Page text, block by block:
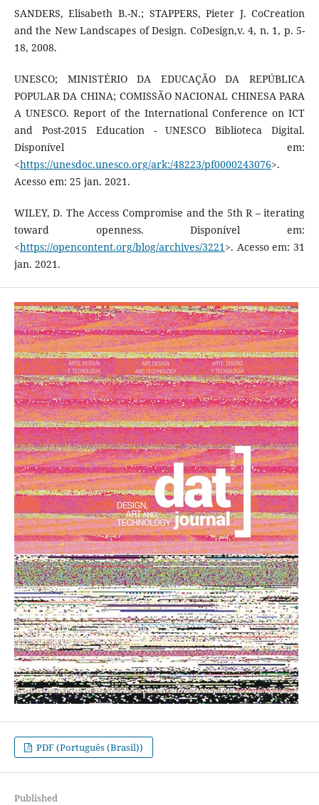
SANDERS, Elisabeth B.-N.; STAPPERS, Pieter J. CoCreation
and the New Landscapes of Design. CoDesign,v. 4, n. 1, p. 5-
18, 2008.
UNESCO; MINISTÉRIO DA EDUCAÇÃO DA REPÚBLICA
POPULAR DA CHINA; COMISSÃO NACIONAL CHINESA PARA
A UNESCO. Report of the International Conference on ICT
and Post-2015 Education - UNESCO Biblioteca Digital.
Disponível em:
<https://unesdoc.unesco.org/ark:/48223/pf0000243076>.
Acesso em: 25 jan. 2021.
WILEY, D. The Access Compromise and the 5th R – iterating
toward openness. Disponível em:
<https://opencontent.org/blog/archives/3221 >. Acesso em: 31
jan. 2021.
PDF (Português (Brasil))
Published